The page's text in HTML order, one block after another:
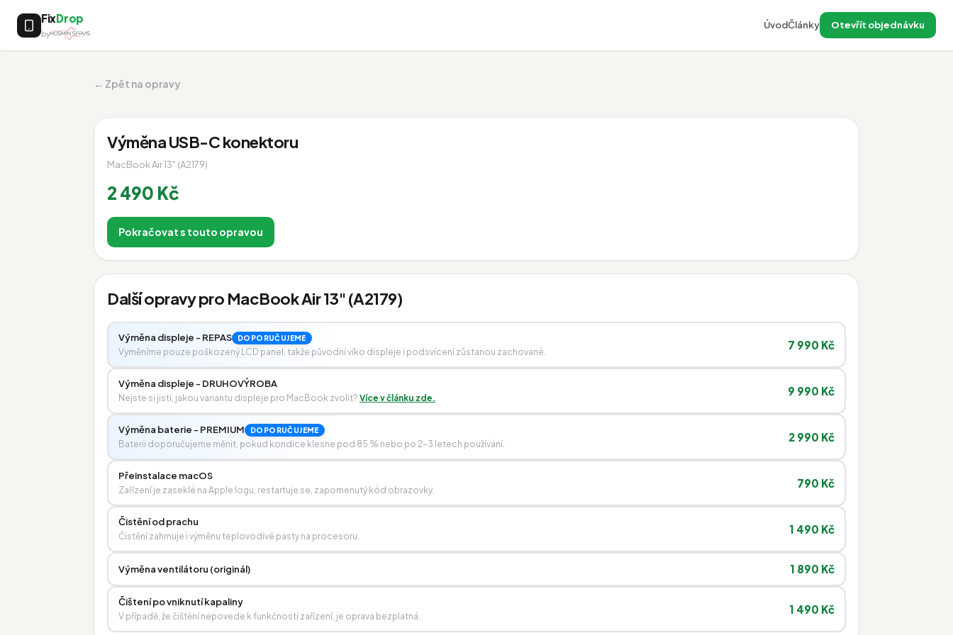
FixDrop
by
ÚvodČlánky Otevřít objednávku
← Zpět na opravy
Výměna USB-C konektoru
MacBook Air 13" (A2179)
2 490 Kč
Pokračovat s touto opravou
Další opravy pro MacBook Air 13" (A2179)
Výměna displeje - REPAS DOPORUČUJEME
Vyměníme pouze poškozený LCD panel, takže původní víko displeje i podsvícení zůstanou zachované.
7 990 Kč
Výměna displeje - DRUHOVÝROBA
Nejste si jistí, jakou variantu displeje pro MacBook zvolit? Více v článku zde.
9 990 Kč
Výměna baterie - PREMIUM DOPORUČUJEME
Baterii doporučujeme měnit, pokud kondice klesne pod 85 % nebo po 2–3 letech používání.
2 990 Kč
Přeinstalace macOS
Zařízení je zaseklé na Apple logu, restartuje se, zapomenutý kód obrazovky.
790 Kč
Čistění od prachu
Čistění zahrnuje i výměnu teplovodivé pasty na procesoru.
1 490 Kč
Výměna ventilátoru (originál) 1 890 Kč
Čištení po vniknutí kapaliny
V případě, že čištění nepovede k funkčnosti zařízení, je oprava bezplatná.
1 490 Kč